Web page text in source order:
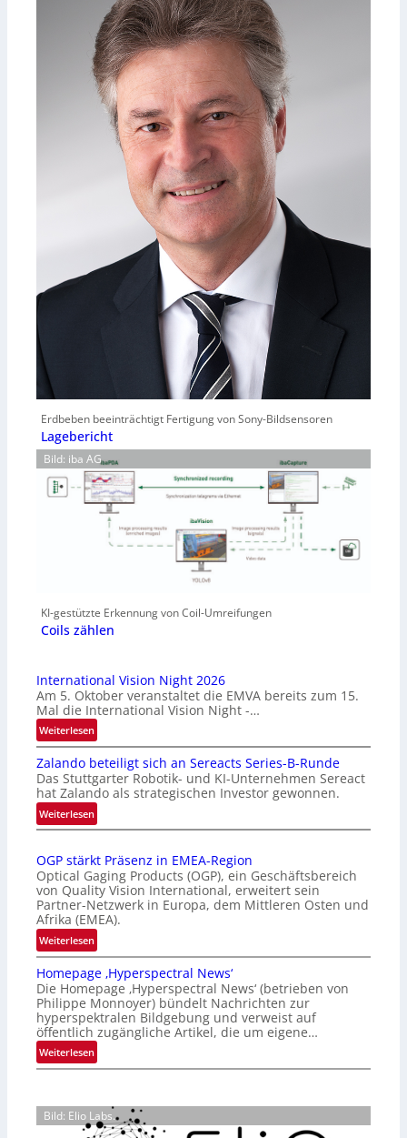
Erdbeben beeinträchtigt Fertigung von Sony-Bildsensoren
Lagebericht
Bild: iba AG
KI-gestützte Erkennung von Coil-Umreifungen
Coils zählen
International Vision Night 2026
Am 5. Oktober veranstaltet die EMVA bereits zum 15.
Mal die International Vision Night -…
Weiterlesen:
I
n
t
e
r
n
t
i
o
n
l
V
i
s
i
o
n
g
h
Zalando beteiligt sich an Sereacts Series-B-Runde
Das Stuttgarter Robotik- und KI-Unternehmen Sereact
hat Zalando als strategischen Investor gewonnen.
Weiterlesen:
Z
l
a
n
d
o
b
e
t
e
i
i
g
s
i
OGP stärkt Präsenz in EMEA-Region
Optical Gaging Products (OGP), ein Geschäftsbereich
von Quality Vision International, erweitert sein
Partner-Netzwerk in Europa, dem Mittleren Osten und
Afrika (EMEA).
Weiterlesen:
O
G
P
s
t
ä
r
P
r
Homepage ‚Hyperspectral News‘
Die Homepage ‚Hyperspectral News‘ (betrieben von
Philippe Monnoyer) bündelt Nachrichten zur
hyperspektralen Bildgebung und verweist auf
öffentlich zugängliche Artikel, die um eigene…
Weiterlesen:
H
m
e
Bild: Elio Labs.